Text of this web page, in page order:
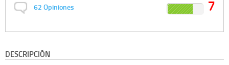
62Opiniones 7
DESCRIPCIÓN